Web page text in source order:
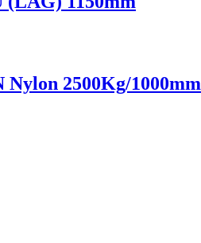
Nylon 2500Kg/1000mm